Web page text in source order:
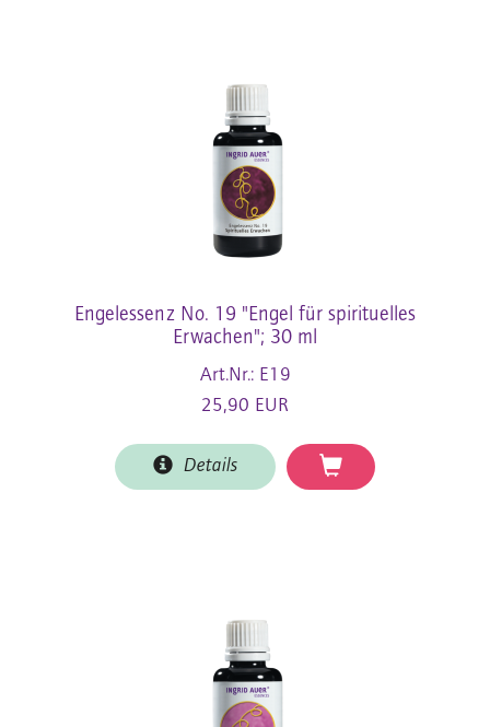
Engelessenz No. 19 "Engel für spirituelles
Erwachen"; 30 ml
Art.Nr.: E19
25,90 EUR
Details